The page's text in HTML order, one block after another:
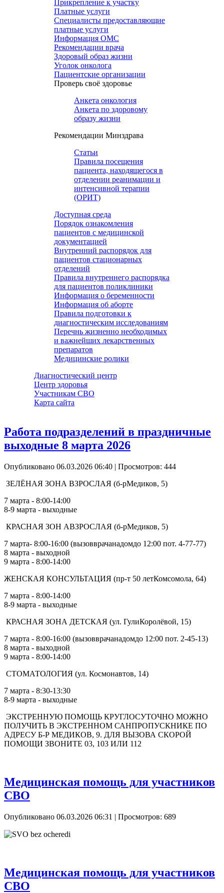
Прикрепление к участку
Платные услуги
Специалисты предоставляющие
платные услуги
Информация ОМС
Рекомендации врача
Здоровый образ жизни
Уголок онколога
Пациентские организации
Проверь своё здоровье
Анкета онкология
Анкета по здоровому
образу жизни
Рекомендации Минздрава
Статьи
Правила посещения
пациента, находящегося в
отделении реанимации и
интенсивной терапии
(ОРИТ)
Доступная среда
Порядок ознакомления
пациентов с медицинской
документацией
Внутренний распорядок для
пациентов стационарных
отделений
Правила внутреннего распорядка
для пациентов поликлиники
Информация о беременности
Информация об аборте
Правила подготовки к
диагностическим исследованиям
Перечнь жизненно необходимых
и важнейших лекарственных
препаратов
Медицинские ролики
Диагностический центр
Центр здоровья
Участникам СВО
Карта сайта
Работа подразделений в праздничные
выходные 8 марта 2026
Опубликовано 06.03.2026 06:40 | Просмотров: 444
ЗЕЛЁНАЯ ЗОНА ВЗРОСЛАЯ (б-рМедиков, 5)
7 марта - 8:00-14:00
8-9 марта - выходные
КРАСНАЯ ЗОН АВЗРОСЛАЯ (б-рМедиков, 5)
7 марта- 8:00-16:00 (вызовврачанадомдо 12:00 пот. 4-77-77)
8 марта - выходной
9 марта - 8:00-14:00
ЖЕНСКАЯ КОНСУЛЬТАЦИЯ (пр-т 50 летКомсомола, 64)
7 марта - 8:00-14:00
8-9 марта - выходные
КРАСНАЯ ЗОНА ДЕТСКАЯ (ул. ГулиКоролёвой, 15)
7 марта - 8:00-16:00 (вызовврачанадомдо 12:00 пот. 2-45-13)
8 марта - выходной
9 марта - 8:00-14:00
СТОМАТОЛОГИЯ (ул. Космонавтов, 14)
7 марта - 8:30-13:30
8-9 марта - выходные
ЭКСТРЕННУЮ ПОМОЩЬ КРУГЛОСУТОЧНО МОЖНО
ПОЛУЧИТЬ В ЭКСТРЕННОМ САНПРОПУСКНИКЕ ПО
АДРЕСУ Б-Р МЕДИКОВ, 9. ДЛЯ ВЫЗОВА СКОРОЙ
ПОМОЩИ ЗВОНИТЕ 03, 103 ИЛИ 112
Медицинская помощь для участников
СВО
Опубликовано 06.03.2026 06:31 | Просмотров: 689
Медицинская помощь для участников
СВО